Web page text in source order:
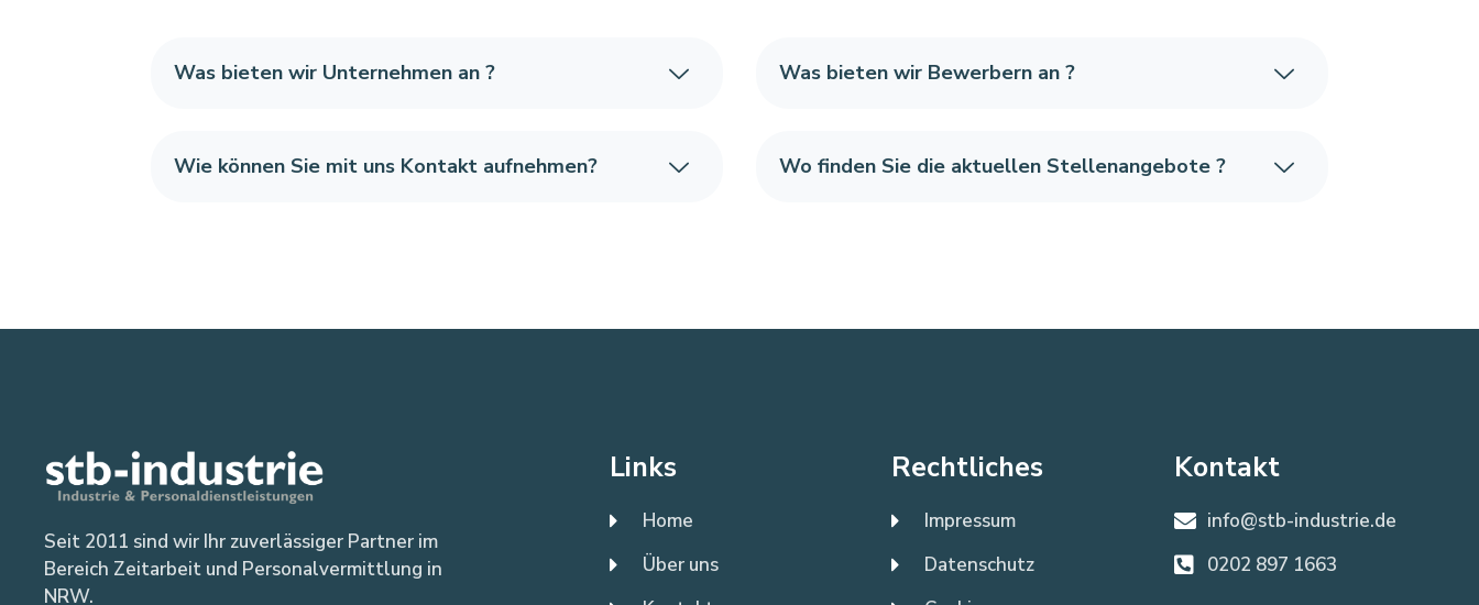
Was bieten wir Unternehmen an ?
Wie können Sie mit uns Kontakt aufnehmen?
Was bieten wir Bewerbern an ?
Wo finden Sie die aktuellen Stellenangebote ?
Seit 2011 sind wir Ihr zuverlässiger Partner im
Bereich Zeitarbeit und Personalvermittlung in
NRW.
Links
Home
Über uns
Rechtliches
Impressum
Datenschutz
Kontakt
info@stb-industrie.de
0202 897 1663